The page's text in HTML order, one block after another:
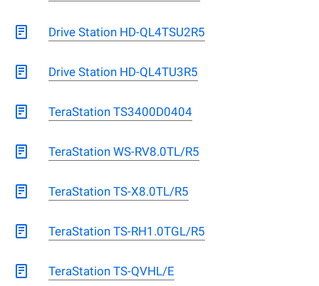
Drive Station HD-QL4TSU2R5
Drive Station HD-QL4TU3R5
TeraStation TS3400D0404
TeraStation WS-RV8.0TL/R5
TeraStation TS-X8.0TL/R5
TeraStation TS-RH1.0TGL/R5
TeraStation TS-QVHL/E